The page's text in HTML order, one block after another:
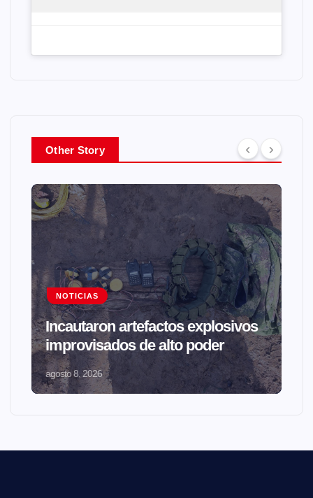
Other Story
NOTICIAS
Incautaron artefactos explosivos
improvisados de alto poder
agosto 8, 2026